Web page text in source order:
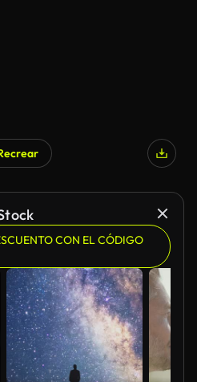
CON EL CÓDIGO